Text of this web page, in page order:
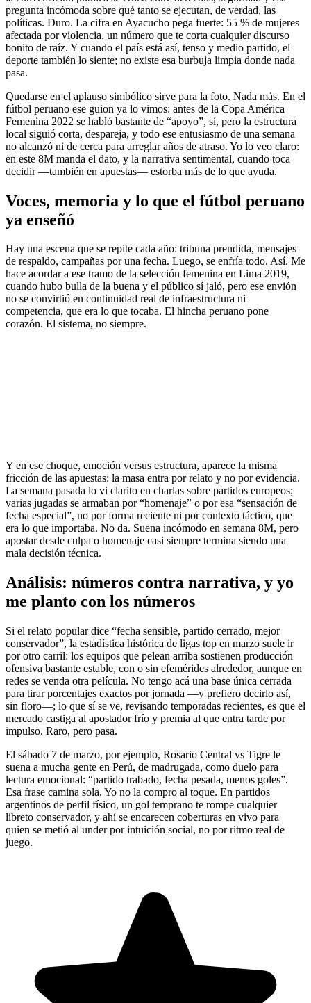
pregunta incómoda sobre qué tanto se ejecutan, de verdad, las
políticas. Duro. La cifra en Ayacucho pega fuerte: 55 % de mujeres
afectada por violencia, un número que te corta cualquier discurso
bonito de raíz. Y cuando el país está así, tenso y medio partido, el
deporte también lo siente; no existe esa burbuja limpia donde nada
pasa.
Quedarse en el aplauso simbólico sirve para la foto. Nada más. En el
fútbol peruano ese guion ya lo vimos: antes de la Copa América
Femenina 2022 se habló bastante de “apoyo”, sí, pero la estructura
local siguió corta, despareja, y todo ese entusiasmo de una semana
no alcanzó ni de cerca para arreglar años de atraso. Yo lo veo claro:
en este 8M manda el dato, y la narrativa sentimental, cuando toca
decidir —también en apuestas— estorba más de lo que ayuda.
Voces, memoria y lo que el fútbol peruano
ya enseñó
Hay una escena que se repite cada año: tribuna prendida, mensajes
de respaldo, campañas por una fecha. Luego, se enfría todo. Así. Me
hace acordar a ese tramo de la selección femenina en Lima 2019,
cuando hubo bulla de la buena y el público sí jaló, pero ese envión
no se convirtió en continuidad real de infraestructura ni
competencia, que era lo que tocaba. El hincha peruano pone
corazón. El sistema, no siempre.
Y en ese choque, emoción versus estructura, aparece la misma
fricción de las apuestas: la masa entra por relato y no por evidencia.
La semana pasada lo vi clarito en charlas sobre partidos europeos;
varias jugadas se armaban por “homenaje” o por esa “sensación de
fecha especial”, no por forma reciente ni por contexto táctico, que
era lo que importaba. No da. Suena incómodo en semana 8M, pero
apostar desde culpa o homenaje casi siempre termina siendo una
mala decisión técnica.
Análisis: números contra narrativa, y yo
me planto con los números
Si el relato popular dice “fecha sensible, partido cerrado, mejor
conservador”, la estadística histórica de ligas top en marzo suele ir
por otro carril: los equipos que pelean arriba sostienen producción
ofensiva bastante estable, con o sin efemérides alrededor, aunque en
redes se venda otra película. No tengo acá una base única cerrada
para tirar porcentajes exactos por jornada —y prefiero decirlo así,
sin floro—; lo que sí se ve, revisando temporadas recientes, es que el
mercado castiga al apostador frío y premia al que entra tarde por
impulso. Raro, pero pasa.
El sábado 7 de marzo, por ejemplo, Rosario Central vs Tigre le
suena a mucha gente en Perú, de madrugada, como duelo para
lectura emocional: “partido trabado, fecha pesada, menos goles”.
Esa frase camina sola. Yo no la compro al toque. En partidos
argentinos de perfil físico, un gol temprano te rompe cualquier
libreto conservador, y ahí se encarecen coberturas en vivo para
quien se metió al under por intuición social, no por ritmo real de
juego.